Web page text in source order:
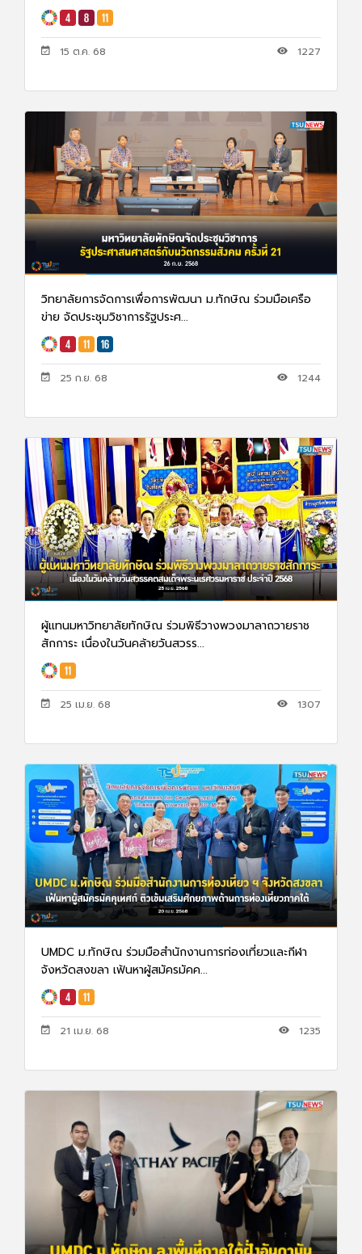
15 ต.ค. 68 1227
วิทยาลัยการจัดการเพื่อการพัฒนา ม.ทักษิณ ร่วมมือเครือ
ข่าย จัดประชุมวิชาการรัฐประศ...
25 ก.ย. 68 1244
ผู้แทนมหาวิทยาลัยทักษิณ ร่วมพิธีวางพวงมาลาถวายราช
สักการะ เนื่องในวันคล้ายวันสวรร...
25 เม.ย. 68 1307
UMDC ม.ทักษิณ ร่วมมือสำนักงานการท่องเที่ยวและกีฬา
จังหวัดสงขลา เฟ้นหาผู้สมัครมัคค...
21 เม.ย. 68 1235